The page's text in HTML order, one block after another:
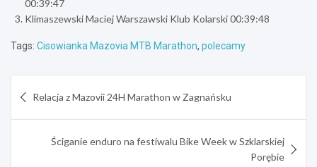
00:39:47
Klimaszewski Maciej Warszawski Klub Kolarski 00:39:48
Tags: Cisowianka Mazovia MTB Marathon, polecamy
wpisu
Relacja z Mazovii 24H Marathon w Zagnańsku
Ściganie enduro na festiwalu Bike Week w Szklarskiej
Porębie